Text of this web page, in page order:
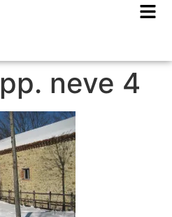
neve 4